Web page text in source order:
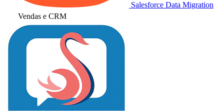
Salesforce Data Migration
Vendas e CRM